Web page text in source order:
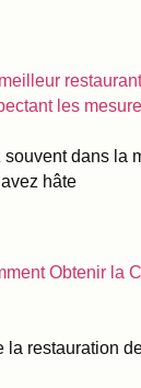
les
dans la
hâte
Obtenir la
la restauration